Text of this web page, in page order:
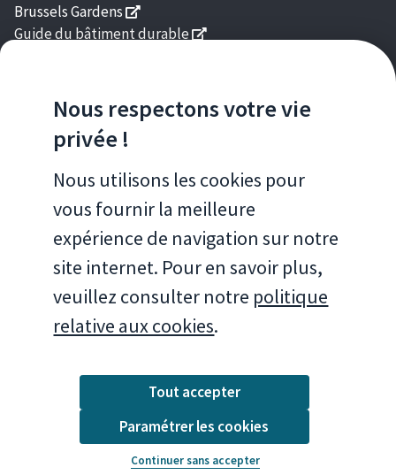
Nous respectons votre vie
privée !
Nous utilisons les cookies pour
vous fournir la meilleure
expérience de navigation sur notre
site internet. Pour en savoir plus,
veuillez consulter notre politique
relative aux cookies.
Tout accepter
Continuer sans accepter
Paramétrer les cookies
Brussels Gardens
s'ouvre dans une nouvelle fenêtre
Guide du bâtiment durable
s'ouvre dans une nouvelle
NOS APPLICATIONS POUR SMARTPHONE
Brussels Air
Mentions légales
© 2026 Bruxelles environnement
Mentions légales